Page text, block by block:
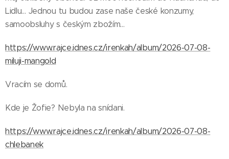
Lidlu… Jednou tu budou zase naše české konzumy,
samoobsluhy s českým zbožím…
https://www.rajce.idnes.cz/irenkah/album/2026-07-08-
miluji-mangold
Vracím se domů.
Kde je Žofie? Nebyla na snídani.
https://www.rajce.idnes.cz/irenkah/album/2026-07-08-
chlebanek